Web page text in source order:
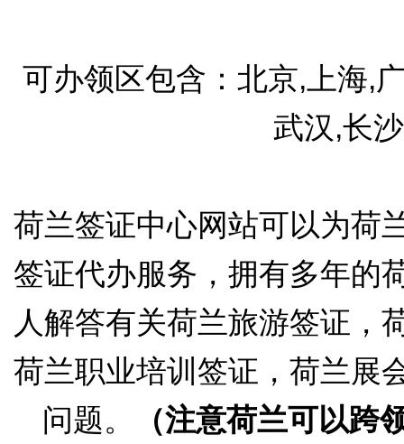
可办领区包含：北京,上海,
武汉,长
荷兰签证中心网站可以为荷
签证代办服务，拥有多年的
人解答有关荷兰旅游签证，
荷兰职业培训签证，荷兰展
问题。
（注意荷兰可以跨